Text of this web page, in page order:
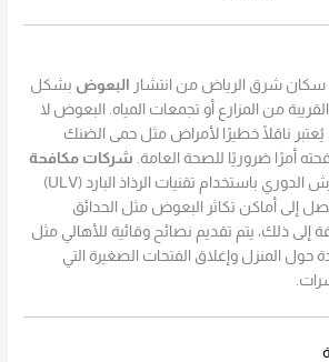
سكان شرق الرياض من انتشار البعوض بشكل
من المزارع أو تجمعات المياه. البعوض لا
ناقلًا خطيرًا لأمراض مثل حمى الضنك
أمرًا ضروريًا للصحة العامة. شركات مكافحة
تعتمد على الرش الدوري باستخدام تقنيات الرذاذ البارد (ULV)
إلى أماكن تكاثر البعوض مثل الحدائق
إلى ذلك، يتم تقديم نصائح وقائية للأهالي مثل
حول المنزل وإغلاق الفتحات الصغيرة التي